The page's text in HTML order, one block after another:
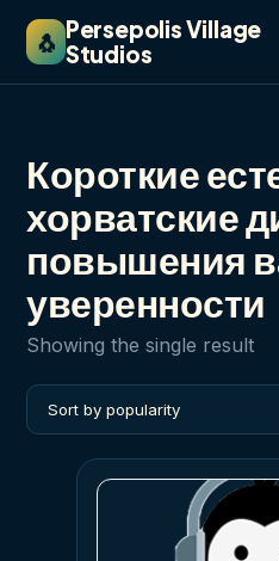
🐧 Persepolis Village
Studios
Короткие
хорватские
повышения
уверенности
Showing the single result